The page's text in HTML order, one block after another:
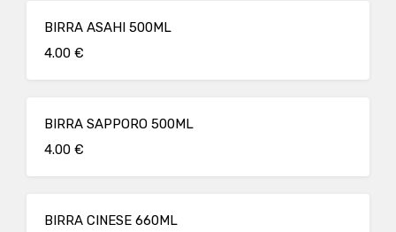
BIRRA ASAHI 500ML
4.00 €
BIRRA SAPPORO 500ML
4.00 €
BIRRA CINESE 660ML